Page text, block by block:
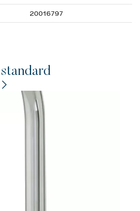
20016797